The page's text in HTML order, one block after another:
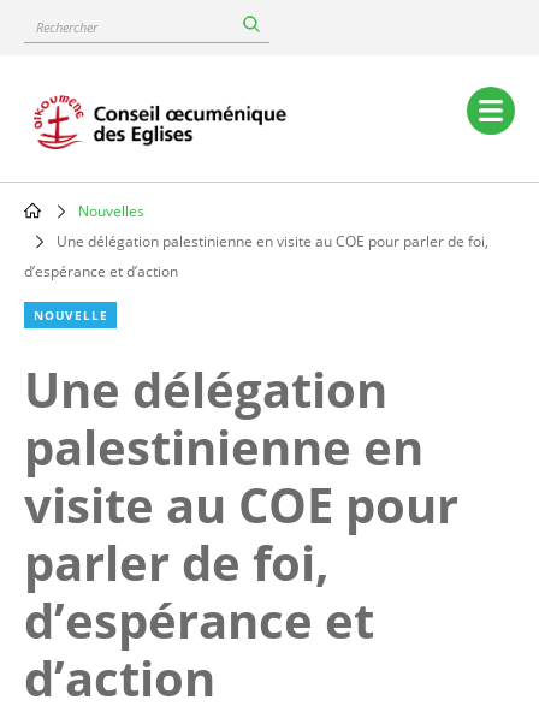
content
Rechercher
Main
navigation
Breadcrumb
Nouvelles
Une délégation palestinienne en visite au COE pour parler de foi,
d’espérance et d’action
NOUVELLE
Une délégation
palestinienne en
visite au COE pour
parler de foi,
d’espérance et
d’action